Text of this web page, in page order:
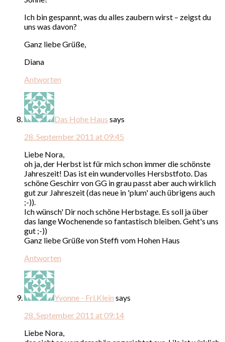
Ich bin gespannt, was du alles zaubern wirst – zeigst du
uns was davon?
Ganz liebe Grüße,
Diana
Antworten
Das Hohe Haus says
28. September 2011 at 09:45
Liebe Nora,
oh ja, der Herbst ist für mich schon immer die schönste
Jahreszeit! Das ist ein wundervolles Hersbstfoto. Das
schöne Geschirr von GG in grau passt aber auch wirklich
gut zur Jahreszeit (das neue in 'plum' auch übrigens auch
;-)).
Ich wünsch' Dir noch schöne Herbstage. Es soll ja über
das lange Wochenende so fantastisch bleiben. Geht's uns
gut ;-))
Ganz liebe Grüße von Steffi vom Hohen Haus
Antworten
Yvonne - Frl.Klein says
28. September 2011 at 09:14
Liebe Nora,